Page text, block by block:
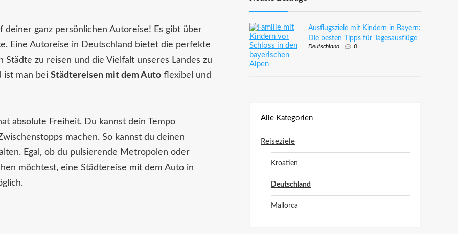
deiner ganz persönlichen Autoreise! Es gibt über
Eine Autoreise in Deutschland bietet die perfekte
zu reisen und die Vielfalt unseres Landes zu
ist man bei Städtereisen mit dem Autoflexibel und
absolute Freiheit. Du kannst dein Tempo
machen. So kannst du deinen
Egal, ob du pulsierende Metropolen oder
möchtest, eine Städtereise mit dem Auto in
Ausflugsziele mit Kindern in Bayern:
Die besten Tipps für Tagesausflüge
Deutschland 0
Alle Kategorien
Reiseziele
Kroatien
Deutschland
Mallorca